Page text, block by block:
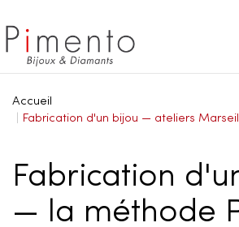
Accueil
Fabrication d'un bijou — ateliers
Fabrication
— la méthode